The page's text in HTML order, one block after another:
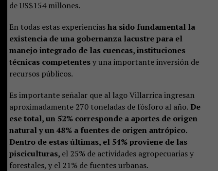
de US$154 millones.
En todas estas experienciasha sido fundamental la
existencia de una gobernanza lacustre para el
manejo integrado de las cuencas, instituciones
técnicas competentesy una importante inversión de
recursos públicos.
Es importante señalar que al lago Villarrica ingresan
aproximadamente 270 toneladas de fósforo al año. De
ese total, un 52% corresponde a aportes de origen
natural y un 48% a fuentes de origen antrópico.
Dentro de estas últimas, el 54% proviene de las
pisciculturas, el 25% de actividades agropecuarias y
forestales, y el 21% de fuentes urbanas.